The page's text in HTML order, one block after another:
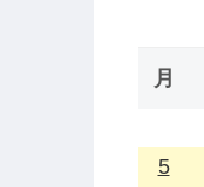
月
5